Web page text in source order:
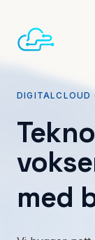
DIGITALCLOUD
med